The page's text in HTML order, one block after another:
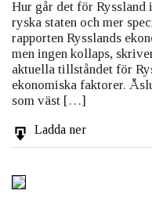
Hur går det för Ryssland
ryska staten och mer
rapporten Rysslands
men ingen kollaps,
aktuella tillståndet för
ekonomiska faktorer.
som väst […]
Ladda ner